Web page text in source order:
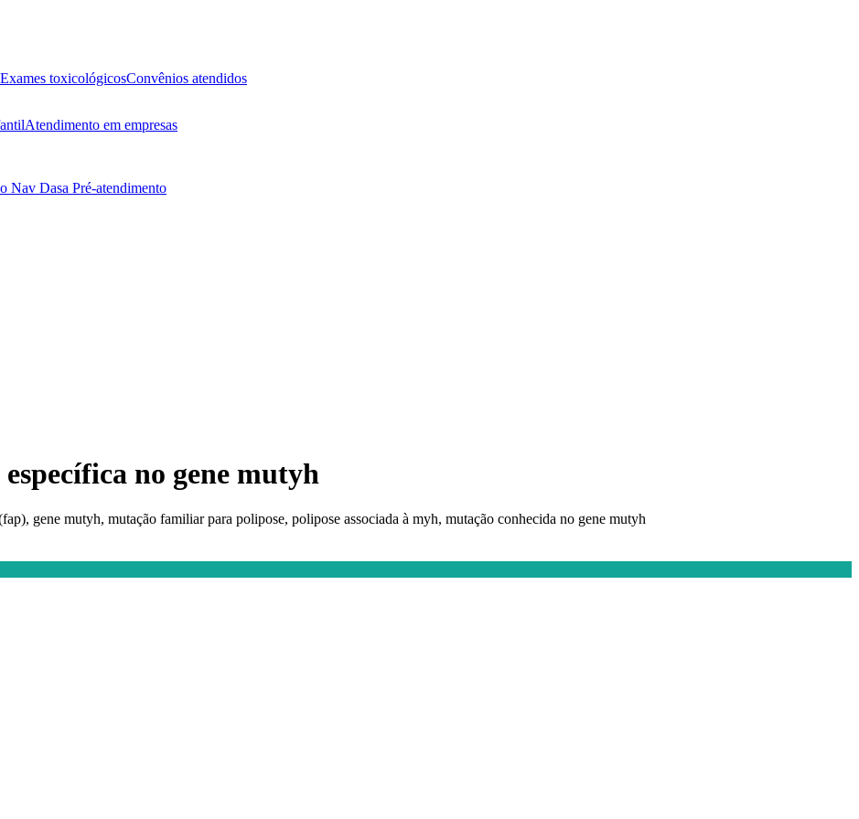
Exames toxicológicosConvênios atendidos
Atendimento em empresas
Nav Dasa Pré-atendimento
no gene mutyh
gene mutyh, mutação familiar para polipose, polipose associada à myh, mutação conhecida no gene mutyh